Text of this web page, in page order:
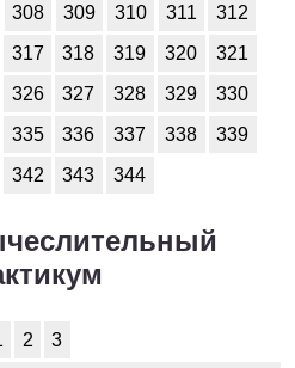
308 309 310 311
312
317 318 319 320
321
326 327 328 329
330
335 336 337 338
339
342 343 344
2
3